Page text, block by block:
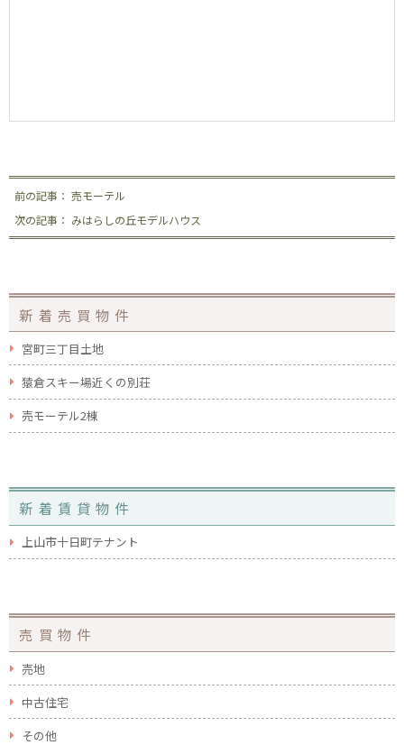
前の記事： 売モーテル
次の記事： みはらしの丘モデルハウス
新着売買物件
宮町三丁目土地
猿倉スキー場近くの別荘
売モーテル2棟
新着賃貸物件
上山市十日町テナント
売買物件
売地
中古住宅
その他